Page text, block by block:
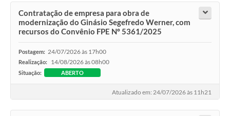
Contratação de empresa para obra de
modernização do Ginásio Segefredo Werner, com
recursos do Convênio FPE Nº 5361/2025
Postagem: 24/07/2026 às 17h00
Realização: 14/08/2026 às 08h00
Situação: ABERTO
Atualizado em: 24/07/2026 às 11h21